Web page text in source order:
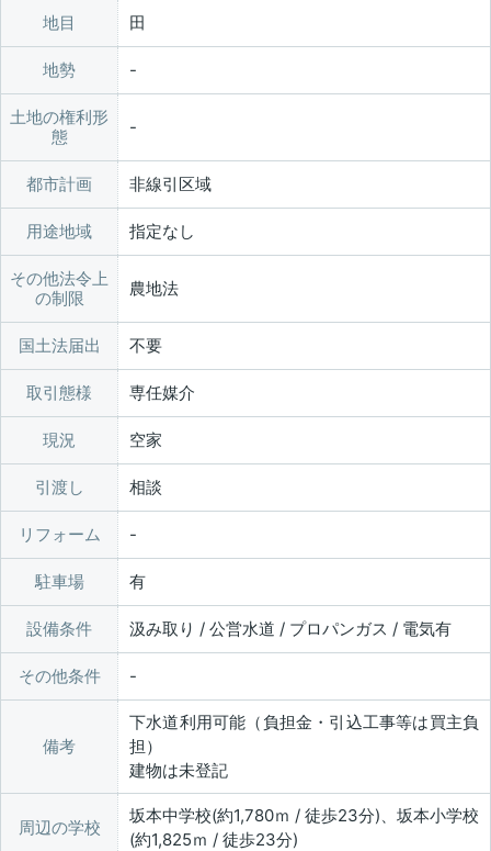
地目 田
地勢
土地の権利形
態
都市計画 非線引区域
用途地域 指定なし
その他法令上
の制限
農地法
国土法届出 不要
取引態様 専任媒介
現況 空家
引渡し 相談
リフォーム
駐車場 有
設備条件 汲み取り / 公営水道 / プロパンガス / 電気有
その他条件
備考
下水道利用可能（負担金・引込工事等は買主負
担）
建物は未登記
周辺の学校
坂本中学校(約1,780ｍ / 徒歩23分)、坂本小学校
(約1,825ｍ / 徒歩23分)